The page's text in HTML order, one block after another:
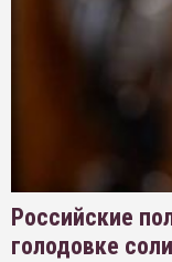
Российские
голодовке